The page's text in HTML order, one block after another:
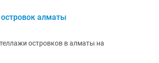
алматы
островков в алматы на